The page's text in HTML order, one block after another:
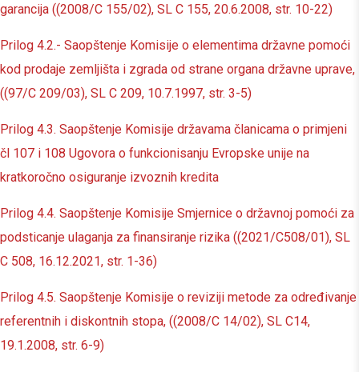
garancija ((2008/C 155/02), SL C 155, 20.6.2008, str. 10-22)
Prilog 4.2.- Saopštenje Komisije o elementima državne pomoći
kod prodaje zemljišta i zgrada od strane organa državne uprave,
((97/C 209/03), SL C 209, 10.7.1997, str. 3-5)
Prilog 4.3. Saopštenje Komisije državama članicama o primjeni
čl 107 i 108 Ugovora o funkcionisanju Evropske unije na
kratkoročno osiguranje izvoznih kredita
Prilog 4.4. Saopštenje Komisije Smjernice o državnoj pomoći za
podsticanje ulaganja za finansiranje rizika ((2021/C508/01), SL
C 508, 16.12.2021, str. 1-36)
Prilog 4.5. Saopštenje Komisije o reviziji metode za određivanje
referentnih i diskontnih stopa, ((2008/C 14/02), SL C14,
19.1.2008, str. 6-9)